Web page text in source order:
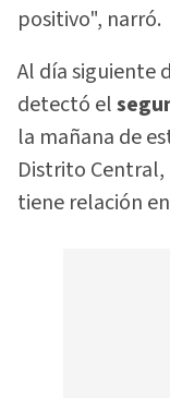
positivo", narró.
Al día siguiente
detectó el
la mañana de
Distrito Central,
tiene relación